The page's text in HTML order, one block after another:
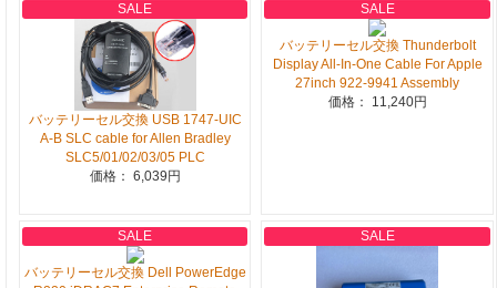
SALE
バッテリーセル交換 USB 1747-UIC
A-B SLC cable for Allen Bradley
SLC5/01/02/03/05 PLC
価格： 6,039円
SALE
バッテリーセル交換 Thunderbolt
Display All-In-One Cable For Apple
27inch 922-9941 Assembly
価格： 11,240円
SALE
バッテリーセル交換 Dell PowerEdge
SALE